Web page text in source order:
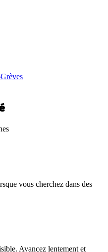
vous cherchez dans des
Avancez lentement et